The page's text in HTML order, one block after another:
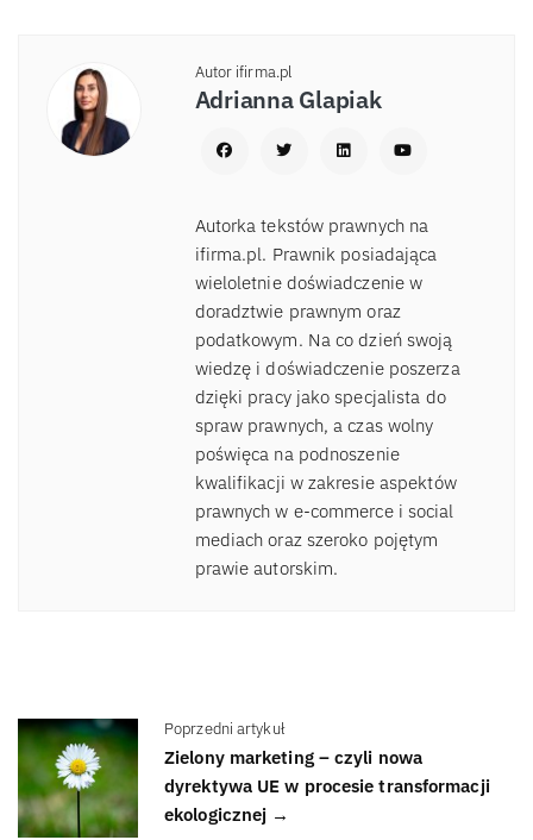
Autor ifirma.pl
Adrianna Glapiak
Autorka tekstów prawnych na
ifirma.pl. Prawnik posiadająca
wieloletnie doświadczenie w
doradztwie prawnym oraz
podatkowym. Na co dzień swoją
wiedzę i doświadczenie poszerza
dzięki pracy jako specjalista do
spraw prawnych, a czas wolny
poświęca na podnoszenie
kwalifikacji w zakresie aspektów
prawnych w e-commerce i social
mediach oraz szeroko pojętym
prawie autorskim.
Poprzedni artykuł
Zielony marketing – czyli nowa
dyrektywa UE w procesie transformacji
ekologicznej →